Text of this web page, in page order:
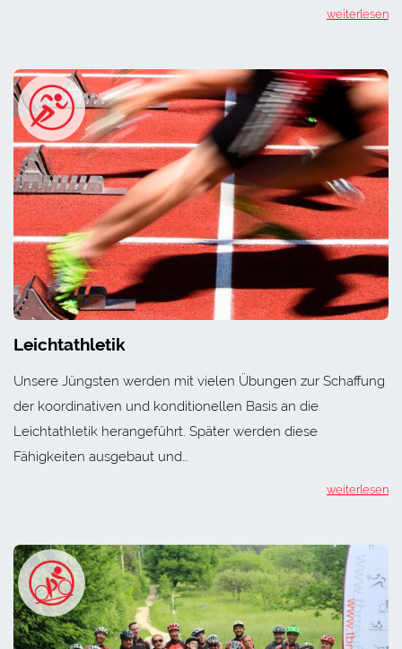
weiterlesen
Leichtathletik
Unsere Jüngsten werden mit vielen Übungen zur Schaffung
der koordinativen und konditionellen Basis an die
Leichtathletik herangeführt. Später werden diese
Fähigkeiten ausgebaut und…
weiterlesen